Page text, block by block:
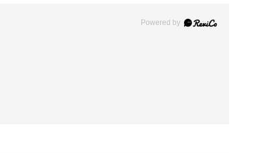
Powered by